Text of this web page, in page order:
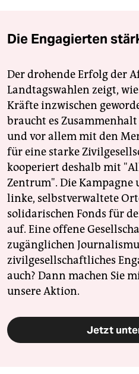
Die Engagierten
Der drohende Erfolg der
Landtagswahlen zeigt,
Kräfte inzwischen
braucht es
und vor allem mit den
für eine starke
kooperiert deshalb mit
Zentrum". Die
linke, selbstverwaltete
solidarischen Fonds für
auf. Eine offene
zugänglichen
zivilgesellschaftliches
auch? Dann machen Sie
unsere Aktion.
Jetzt